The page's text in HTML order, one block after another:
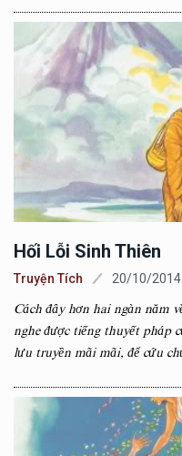
Hối Lỗi Sinh Thiên
Truyện Tích 20/10/2014
Cách đây hơn hai ngàn năm
nghe được tiếng thuyết pháp
lưu truyền mãi mãi, để cứu